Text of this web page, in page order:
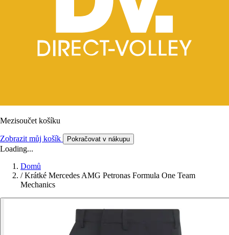
Mezisoučet košíku
Zobrazit můj košík Pokračovat v nákupu
Loading...
Domů
/ Krátké Mercedes AMG Petronas Formula One Team
Mechanics